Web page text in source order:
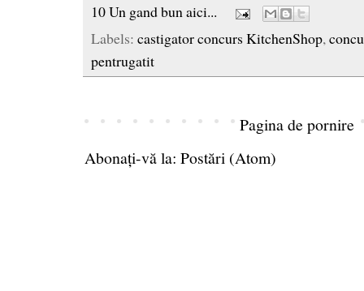
10 Un gand bun aici...
Labels: castigator concurs KitchenShop,
pentrugatit
Pagina de pornire
Abonați-vă la: Postări (Atom)